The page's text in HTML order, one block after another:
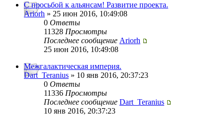
C просьбой к альянсам! Развитие проекта.
Ariorh » 25 июн 2016, 10:49:08
0 Ответы
11328 Просмотры
Последнее сообщение Ariorh
25 июн 2016, 10:49:08
Межгалактическая империя.
Dart_Teranius » 10 янв 2016, 20:37:23
0 Ответы
11336 Просмотры
Последнее сообщение Dart_Teranius
10 янв 2016, 20:37:23